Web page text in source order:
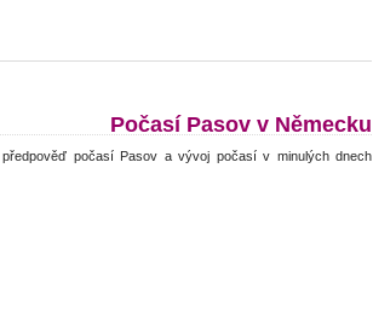
Počasí Pasov v Německu
počasí Pasov a vývoj počasí v minulých dnech